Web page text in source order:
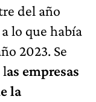
del año
lo que había
2023. Se
las empresas
la